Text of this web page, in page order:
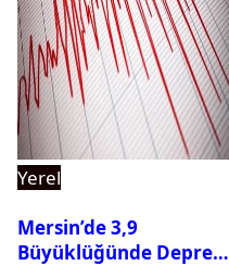
Yerel
Mersin’de 3,9
Büyüklüğünde Deprem